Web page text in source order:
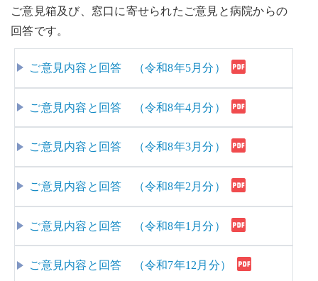
ご意見箱及び、窓口に寄せられたご意見と病院からの
回答です。
ご意見内容と回答 （令和8年5月分）
ご意見内容と回答 （令和8年4月分）
ご意見内容と回答 （令和8年3月分）
ご意見内容と回答 （令和8年2月分）
ご意見内容と回答 （令和8年1月分）
ご意見内容と回答 （令和7年12月分）